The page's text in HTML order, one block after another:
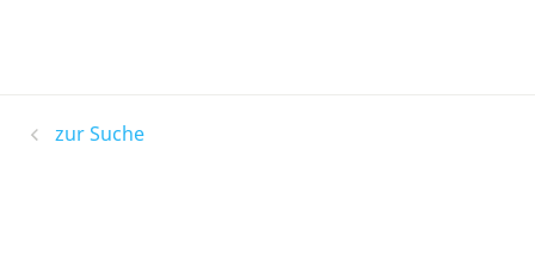
zur Suche